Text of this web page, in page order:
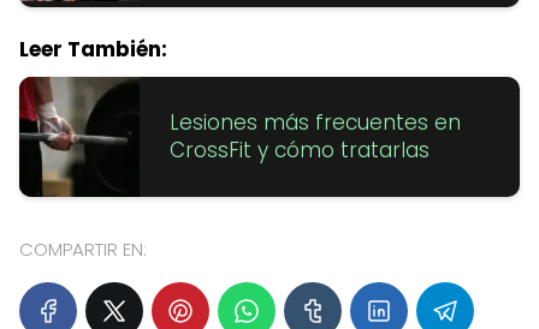
Leer También:
Lesiones más frecuentes en
CrossFit y cómo tratarlas
COMPARTIR EN: